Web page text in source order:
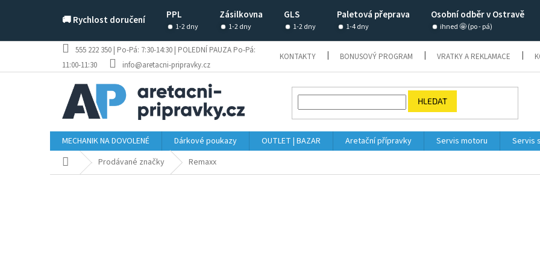
🚚 Rychlost doručení PPL Zásilkovna GLS Paletová přeprava Osobní odběr v Ostravě
1-2 dny 1-2 dny 1-2 dny 1-4 dny ihned 🤩 (po - pá)
555 222 350 | Po-Pá: 7:30-14:30 | POLEDNÍ PAUZA Po-Pá:
11:00-11:30
info@aretacni-pripravky.cz
KONTAKTY BONUSOVÝ PROGRAM VRATKY A REKLAMACE
HLEDAT
MECHANIK NA DOVOLENÉ Dárkové poukazy OUTLET | BAZAR Aretační přípravky Servis motoru Servis
Domů Prodávané značky Remaxx